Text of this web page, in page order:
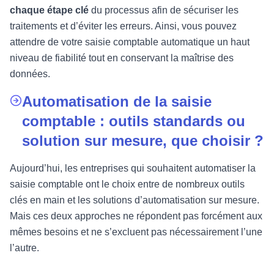
chaque étape clé du processus afin de sécuriser les
traitements et d’éviter les erreurs. Ainsi, vous pouvez
attendre de votre saisie comptable automatique un haut
niveau de fiabilité tout en conservant la maîtrise des
données.
Automatisation de la saisie
comptable : outils standards ou
solution sur mesure, que choisir ?
Aujourd’hui, les entreprises qui souhaitent automatiser la
saisie comptable ont le choix entre de nombreux outils
clés en main et les solutions d’automatisation sur mesure.
Mais ces deux approches ne répondent pas forcément aux
mêmes besoins et ne s’excluent pas nécessairement l’une
l’autre.